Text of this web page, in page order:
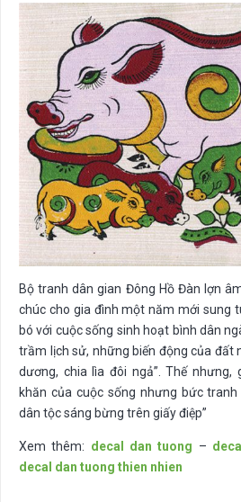
Bộ tranh dân gian Đông Hồ Đàn lợn
chúc cho gia đình một năm mới sung
bó với cuộc sống sinh hoạt bình dân
trầm lịch sử, những biến động của đất
dương, chia lìa đôi ngả”. Thế nhưng,
khăn của cuộc sống nhưng bức
dân tộc sáng bừng trên giấy điệp”
Xem thêm: decal dan tuong –
decal dan tuong thien nhien